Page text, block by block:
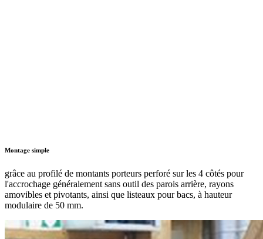
Montage simple
grâce au profilé de montants porteurs perforé sur les 4 côtés pour
l'accrochage généralement sans outil des parois arrière, rayons
amovibles et pivotants, ainsi que listeaux pour bacs, à hauteur
modulaire de 50 mm.